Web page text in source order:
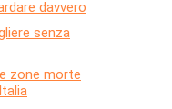
davvero
senza
zone morte